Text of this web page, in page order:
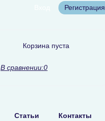
Регистрация
Корзина пуста
В сравнении:0
Статьи Контакты